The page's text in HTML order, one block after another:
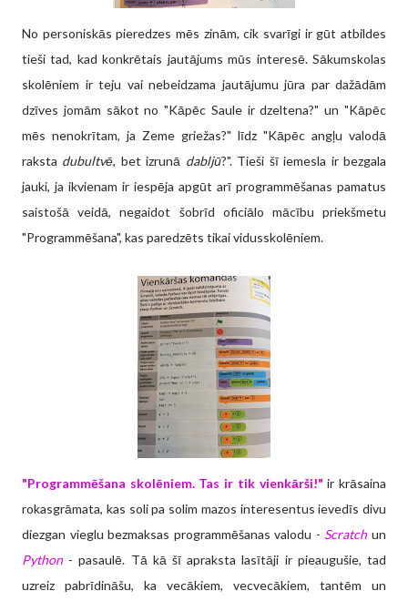
No personiskās pieredzes mēs zinām, cik svarīgi ir gūt atbildes
tieši tad, kad konkrētais jautājums mūs interesē. Sākumskolas
skolēniem ir teju vai nebeidzama jautājumu jūra par dažādām
dzīves jomām sākot no "Kāpēc Saule ir dzeltena?" un "Kāpēc
mēs nenokrītam, ja Zeme griežas?" līdz "Kāpēc angļu valodā
raksta dubultvē, bet izrunā dabljū?". Tieši šī iemesla ir bezgala
jauki, ja ikvienam ir iespēja apgūt arī programmēšanas pamatus
saistošā veidā, negaidot šobrīd oficiālo mācību priekšmetu
"Programmēšana", kas paredzēts tikai vidusskolēniem.
"Programmēšana skolēniem. Tas ir tik vienkārši!" ir krāsaina
rokasgrāmata, kas soli pa solim mazos interesentus ievedīs divu
diezgan vieglu bezmaksas programmēšanas valodu - Scratchun
Python - pasaulē. Tā kā šī apraksta lasītāji ir pieaugušie, tad
uzreiz pabrīdināšu, ka vecākiem, vecvecākiem, tantēm un